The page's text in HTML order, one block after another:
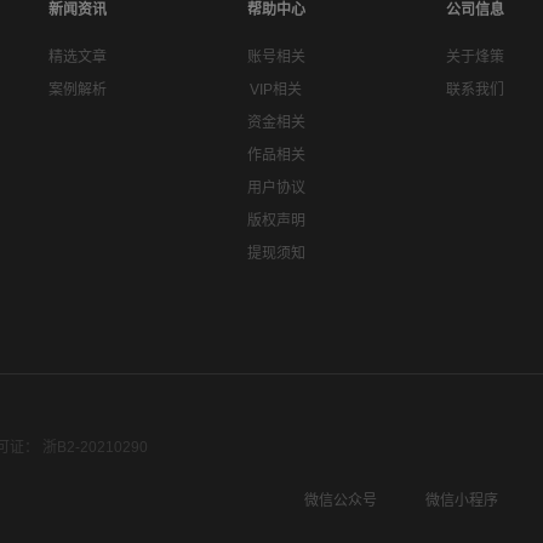
新闻资讯
精选文章
案例解析
帮助中心
账号相关
VIP相关
资金相关
作品相关
用户协议
版权声明
提现须知
公司信息
关于烽策
联系我们
证： 浙B2-20210290
微信公众号
微信小程序